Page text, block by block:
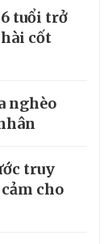
tuổi trở
cốt
nghèo
truy
cho